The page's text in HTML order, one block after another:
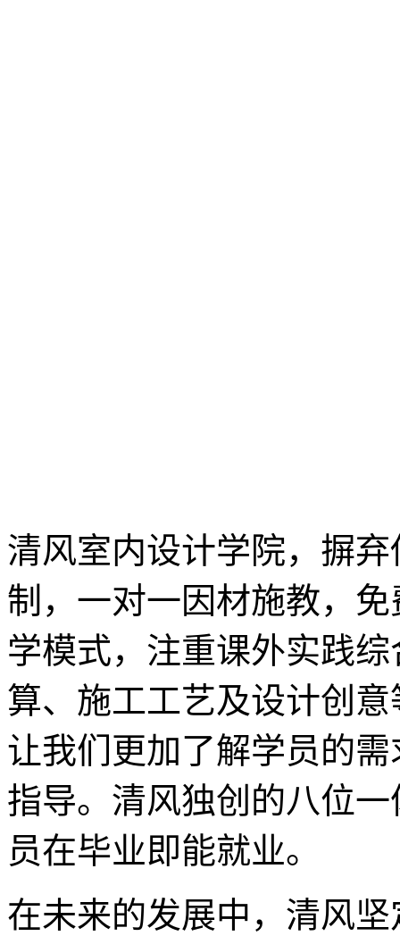
清风室内设计学院，摒
制，一对一因材施教，
学模式，注重课外实践
算、施工工艺及设计创
让我们更加了解学员的
指导。清风独创的八位
员在毕业即能就业。
在未来的发展中，清风